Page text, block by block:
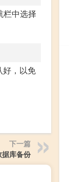
栏中选择
好，以免
下一篇
库备份